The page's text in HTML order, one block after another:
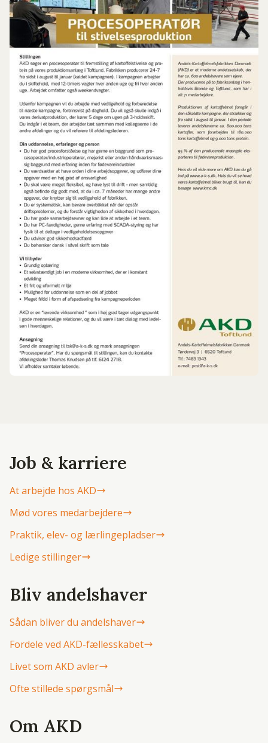
Job & karriere
At arbejde hos AKD
Mød vores medarbejdere
Praktik, elev- og lærlingepladser
Ledige stillinger
Bliv andelshaver
Sådan bliver du andelshaver
Fordele ved AKD-fællesskabet
Livet som AKD avler
Ofte stillede spørgsmål
Om AKD